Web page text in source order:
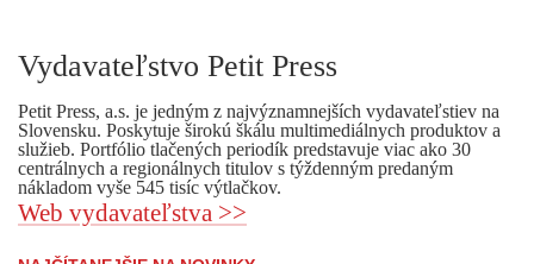
Vydavateľstvo Petit Press
Petit Press, a.s. je jedným z najvýznamnejších vydavateľstiev na
Slovensku. Poskytuje širokú škálu multimediálnych produktov a
služieb. Portfólio tlačených periodík predstavuje viac ako 30
centrálnych a regionálnych titulov s týždenným predaným
nákladom vyše 545 tisíc výtlačkov.
Web vydavateľstva >>